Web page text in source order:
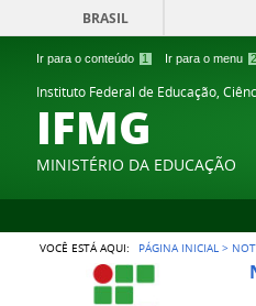
Ir para o conteúdo 1 Ir para o menu 2
BRASIL
Instituto Federal de Educação,
IFMG
MINISTÉRIO DA EDUCAÇÃO
VOCÊ ESTÁ AQUI: PÁGINA INICIAL >